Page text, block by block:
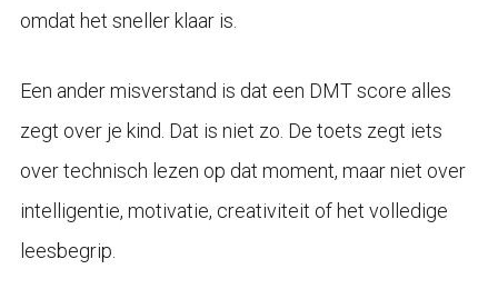
omdat het sneller klaar is.
Een ander misverstand is dat een DMT score alles
zegt over je kind. Dat is niet zo. De toets zegt iets
over technisch lezen op dat moment, maar niet over
intelligentie, motivatie, creativiteit of het volledige
leesbegrip.